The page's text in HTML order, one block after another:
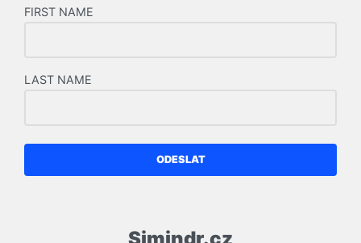
FIRST NAME
LAST NAME
ODESLAT